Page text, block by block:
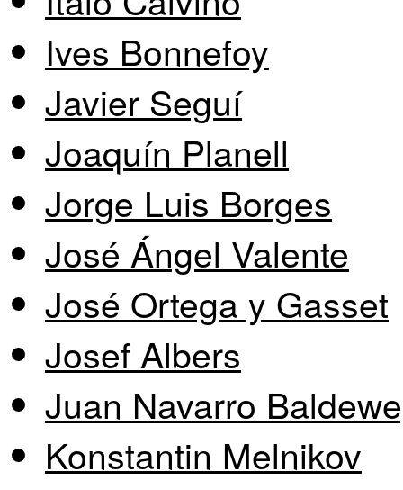
Ives Bonnefoy
Javier Seguí
Joaquín Planell
Jorge Luis Borges
José Ángel Valente
José Ortega y Gasset
Josef Albers
Juan Navarro
Konstantin Melnikov